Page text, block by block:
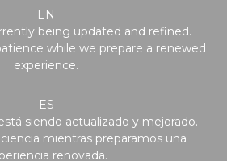
EN
being updated and refined.
while we prepare a renewed
experience.
ES
siendo actualizado y mejorado.
mientras preparamos una
renovada.